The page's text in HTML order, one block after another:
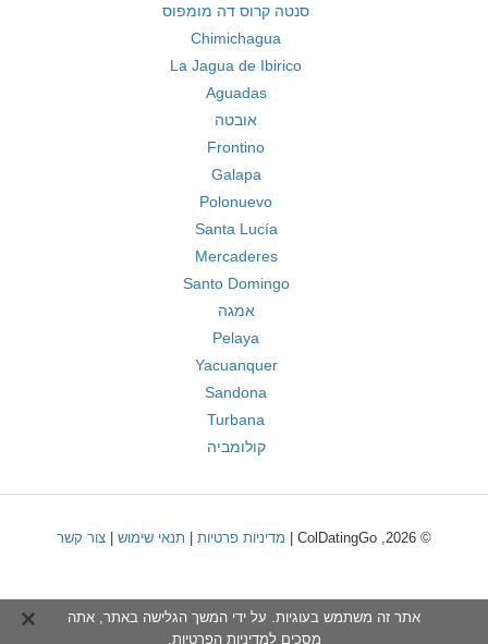
סנטה קרוס דה מומפוס
Chimichagua
La Jagua de Ibirico
Aguadas
אובטה
Frontino
Galapa
Polonuevo
Santa Lucía
Mercaderes
Santo Domingo
אמגה
Pelaya
Yacuanquer
Sandona
Turbana
קולומביה
© 2026, ColDatingGo | מדיניות פרטיות תנאי שימוש צור קשר
אתר זה משתמש בעוגיות. על ידי המשך הגלישה באתר, אתה
מסכים למדיניות הפרטיות.